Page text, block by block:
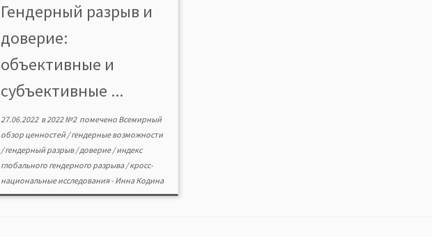
Проводится сравнение уровней
гендерного неравенства и доверия
в различных государствах. Описана
генерализированного
(обобщенного) доверия.
Обнаружена статистическая
взаимосвязь […]
Гендерный разрыв и
доверие:
объективные и
субъективные ...
27.06.2022в2022 №2 помечено Всемирный
обзор ценностей/гендерные возможности
/гендерный разрыв/доверие/индекс
глобального гендерного разрыва/кросс-
национальные исследования- Инна Кодина